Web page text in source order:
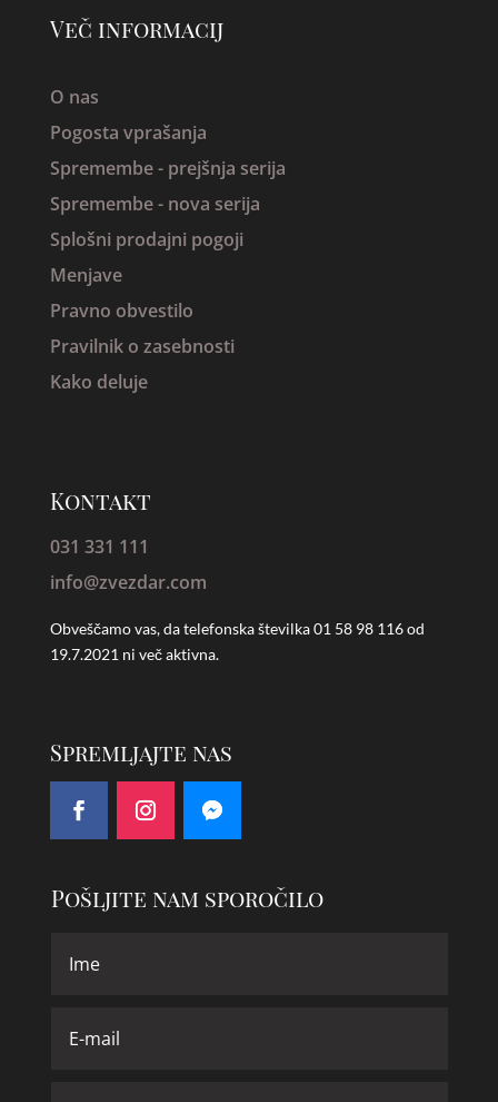
Več informacij
O nas
Pogosta vprašanja
Spremembe - prejšnja serija
Spremembe - nova serija
Splošni prodajni pogoji
Menjave
Pravno obvestilo
Pravilnik o zasebnosti
Kako deluje
Kontakt
031 331 111
info@zvezdar.com
Obveščamo vas, da telefonska številka01 58 98 116 od
19.7.2021 ni več aktivna.
Spremljajte nas
Pošljite nam sporočilo